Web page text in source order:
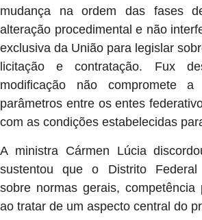
mudança na ordem das fases
alteração procedimental e não
exclusiva da União para legislar
licitação e contratação. Fux
modificação não compromete a
parâmetros entre os entes
com as condições estabelecidas
A ministra Cármen Lúcia
sustentou que o Distrito Federal
sobre normas gerais, competência
ao tratar de um aspecto central do